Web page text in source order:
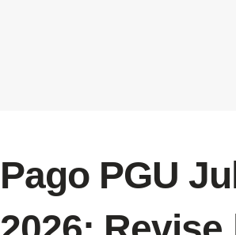
Pago PGU